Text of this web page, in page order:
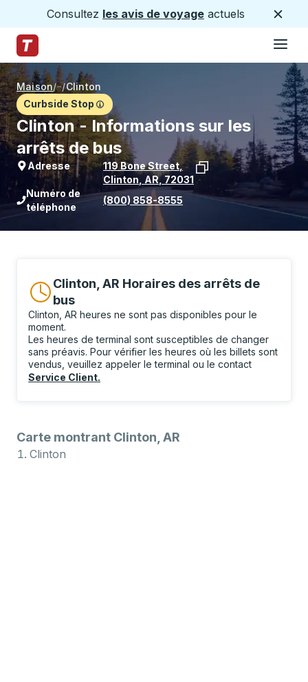
Consultez les avis de voyage actuels
Page d'accueil des sentiers
Maison/ /Clinton
Curbside Stop
Clinton - Informations sur les
arrêts de bus
Adresse 119 Bone Street,
Clinton AR, 72031
Voir l'emplacement de l'arrêt sur
Numéro de
téléphone
(800) 858-8555
Clinton, AR Horaires des arrêts de
bus
Clinton, AR heures ne sont pas disponibles pour le
moment.
Les heures de terminal sont susceptibles de changer
sans préavis. Pour vérifier les heures où les billets sont
vendus, veuillez appeler le terminal ou le contact
Service Client.
Carte montrant Clinton, AR
Clinton